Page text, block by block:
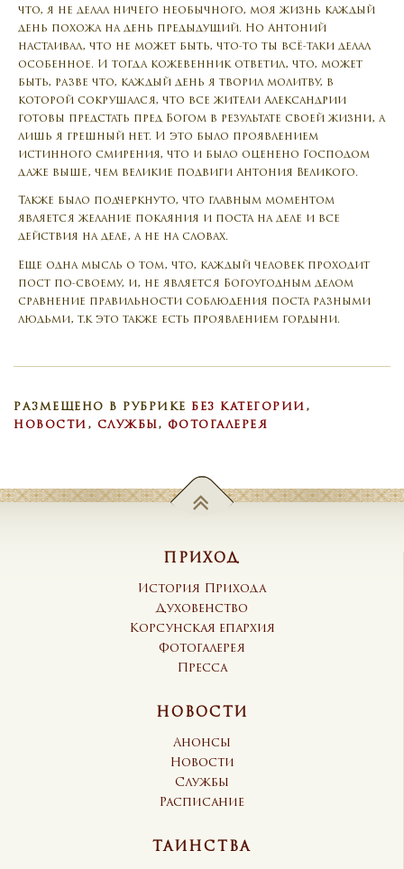
что, я не делал ничего необычного, моя жизнь каждый
день похожа на день предыдущий. Но Антоний
настаивал, что не может быть, что-то ты всё-таки делал
особенное. И тогда кожевенник ответил, что, может
быть, разве что, каждый день я творил молитву, в
которой сокрушался, что все жители Александрии
готовы предстать пред Богом в результате своей жизни, а
лишь я грешный нет. И это было проявлением
истинного смирения, что и было оценено Господом
даже выше, чем великие подвиги Антония Великого.
Также было подчеркнуто, что главным моментом
является желание покаяния и поста на деле и все
действия на деле, а не на словах.
Еще одна мысль о том, что, каждый человек проходит
пост по-своему, и, не является Богоугодным делом
сравнение правильности соблюдения поста разными
людьми, т.к это также есть проявлением гордыни.
РАЗМЕЩЕНО В РУБРИКЕ БЕЗ КАТЕГОРИИ ,
НОВОСТИ , СЛУЖБЫ, ФОТОГАЛЕРЕЯ
ПРИХОД
История Прихода
Духовенство
Корсунская епархия
Фотогалерея
Пресса
НОВОСТИ
Анонсы
Новости
Службы
Расписание
ТАИНСТВА